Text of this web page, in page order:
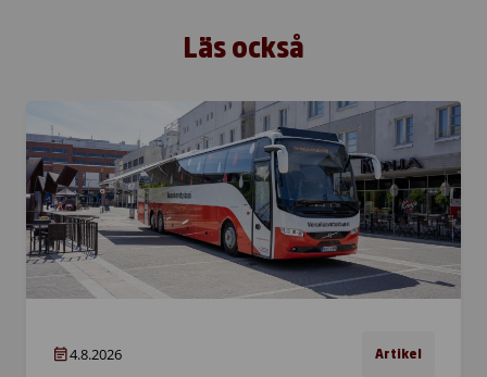
Läs också
4.8.2026 Artikel